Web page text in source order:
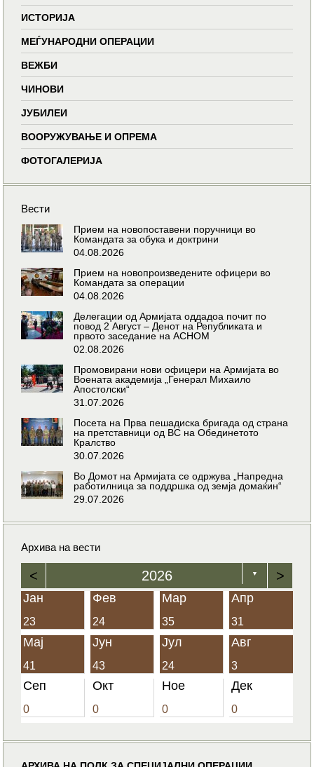
ИСТОРИЈА
МЕЃУНАРОДНИ ОПЕРАЦИИ
ВЕЖБИ
ЧИНОВИ
ЈУБИЛЕИ
ВООРУЖУВАЊЕ И ОПРЕМА
ФОТОГАЛЕРИЈА
Вести
Прием на новопоставени поручници во
Командата за обука и доктрини
04.08.2026
Прием на новопроизведените офицери во
Командата за операции
04.08.2026
Делегации од Армијата оддадоа почит по
повод 2 Август – Денот на Републиката и
првото заседание на АСНОМ
02.08.2026
Промовирани нови офицери на Армијата во
Воената академија „Генерал Михаило
Апостолски“
31.07.2026
Посета на Прва пешадиска бригада од страна
на претставници од ВС на Обединетото
Кралство
30.07.2026
Во Домот на Армијата се одржува „Напредна
работилница за поддршка од земја домаќин“
29.07.2026
Архива на вести
< 2026 ▼ >
Јан
23
Фев
24
Мар
35
Апр
31
Мај
41
Јун
43
Јул
24
Авг
3
Сеп
0
Окт
0
Ное
0
Дек
0